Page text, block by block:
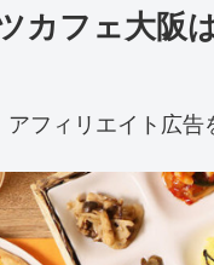
カフェ大阪
フィリエイト広告